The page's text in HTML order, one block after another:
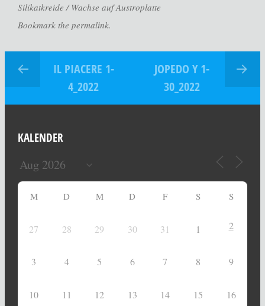
Silikatkreide / Wachse auf Austroplatte
Bookmark the permalink.
IL PIACERE 1-
4_2022
JOPEDO Y 1-
30_2022
KALENDER
M D M D F S S
27 28 29 30 31 1 2
3 4 5 6 7 8 9
10 11 12 13 14 15 16